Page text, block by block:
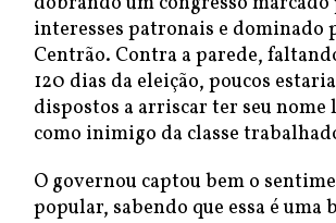
interesses patronais e dominado
Centrão. Contra a parede,
120 dias da eleição, poucos
dispostos a arriscar ter seu nome
como inimigo da classe
O governou captou bem o
popular, sabendo que essa é uma